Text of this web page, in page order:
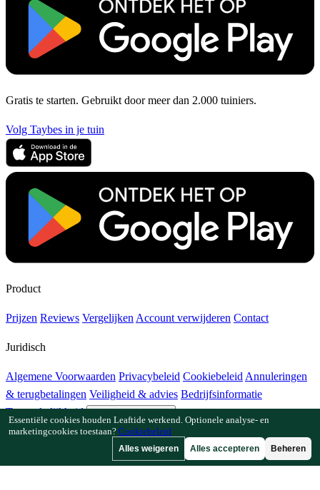
Gratis te starten. Gebruikt door meer dan 2.000 tuiniers.
Volg Taybes in je tuin
Product
Prijzen Reviews Vergelijken Account verwijderen Contact
Juridisch
Algemene Voorwaarden Privacybeleid Cookiebeleid Annuleringen
& terugbetalingen Veiligheid & advies Bedrijfsinformatie
Toegankelijkheid
Cookie-instellingen
Essentiële cookies houden Leaftide werkend. Optionele analyse- en
marketingcookies toestaan? Cookiebeleid
Alles weigeren Alles accepteren Beheren